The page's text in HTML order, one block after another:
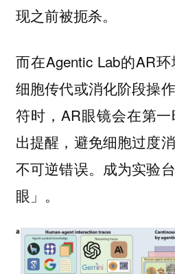
现之前被扼杀。
而在Agentic Lab的AR
细胞传代或消化阶段操
符时，AR眼镜会在第
出提醒，避免细胞过度
不可逆错误。成为实验
眼」。